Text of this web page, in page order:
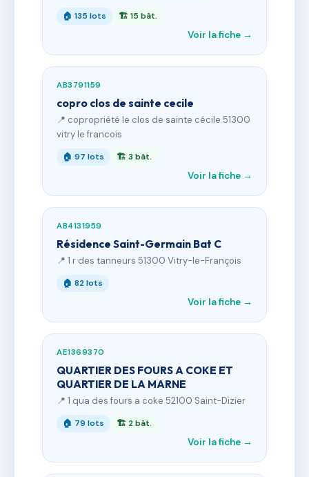
🏠 135 lots 🏗 15 bât.
Voir la fiche →
AB3791159
copro clos de sainte cecile
📍 copropriété le clos de sainte cécile 51300
vitry le francois
🏠 97 lots 🏗 3 bât.
Voir la fiche →
AB4131959
Résidence Saint-Germain Bat C
📍 1 r des tanneurs 51300 Vitry-le-François
🏠 82 lots
Voir la fiche →
AE1369370
QUARTIER DES FOURS A COKE ET
QUARTIER DE LA MARNE
📍 1 qua des fours a coke 52100 Saint-Dizier
🏠 79 lots 🏗 2 bât.
Voir la fiche →